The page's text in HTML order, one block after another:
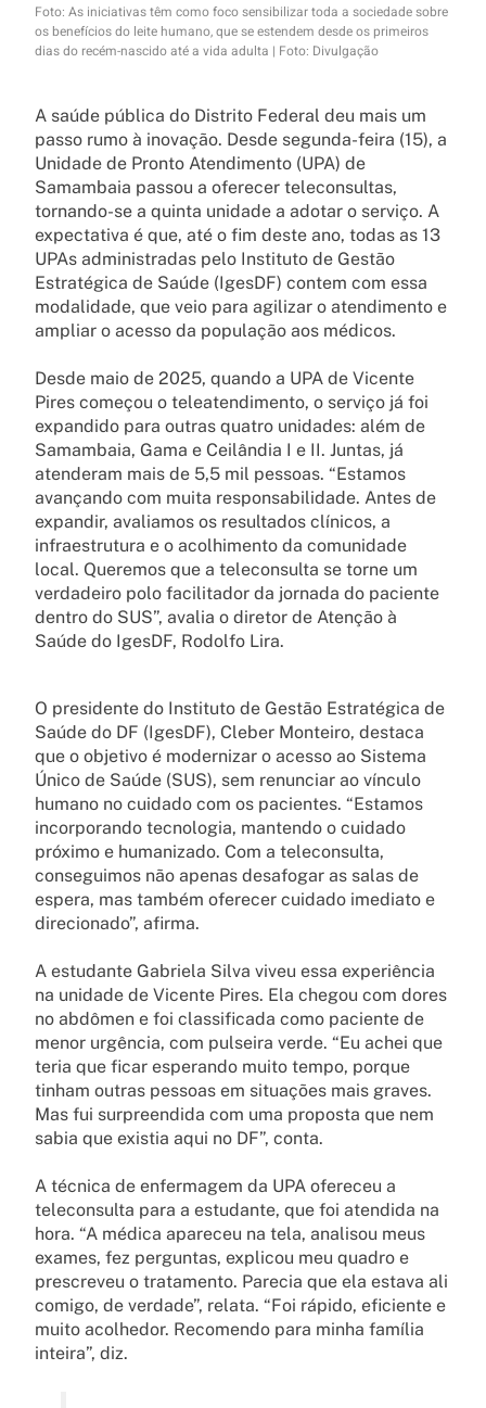
Foto: As iniciativas têm como foco sensibilizar toda a sociedade sobre
os benefícios do leite humano, que se estendem desde os primeiros
dias do recém-nascido até a vida adulta | Foto: Divulgação
A saúde pública do Distrito Federal deu mais um
passo rumo à inovação. Desde segunda-feira (15), a
Unidade de Pronto Atendimento (UPA) de
Samambaia passou a oferecer teleconsultas,
tornando-se a quinta unidade a adotar o serviço. A
expectativa é que, até o fim deste ano, todas as 13
UPAs administradas pelo Instituto de Gestão
Estratégica de Saúde (IgesDF) contem com essa
modalidade, que veio para agilizar o atendimento e
ampliar o acesso da população aos médicos.
Desde maio de 2025, quando a UPA de Vicente
Pires começou o teleatendimento, o serviço já foi
expandido para outras quatro unidades: além de
Samambaia, Gama e Ceilândia I e II. Juntas, já
atenderam mais de 5,5 mil pessoas. “Estamos
avançando com muita responsabilidade. Antes de
expandir, avaliamos os resultados clínicos, a
infraestrutura e o acolhimento da comunidade
local. Queremos que a teleconsulta se torne um
verdadeiro polo facilitador da jornada do paciente
dentro do SUS”, avalia o diretor de Atenção à
Saúde do IgesDF, Rodolfo Lira.
O presidente do Instituto de Gestão Estratégica de
Saúde do DF (IgesDF), Cleber Monteiro, destaca
que o objetivo é modernizar o acesso ao Sistema
Único de Saúde (SUS), sem renunciar ao vínculo
humano no cuidado com os pacientes. “Estamos
incorporando tecnologia, mantendo o cuidado
próximo e humanizado. Com a teleconsulta,
conseguimos não apenas desafogar as salas de
espera, mas também oferecer cuidado imediato e
direcionado”, afirma.
A estudante Gabriela Silva viveu essa experiência
na unidade de Vicente Pires. Ela chegou com dores
no abdômen e foi classificada como paciente de
menor urgência, com pulseira verde. “Eu achei que
teria que ficar esperando muito tempo, porque
tinham outras pessoas em situações mais graves.
Mas fui surpreendida com uma proposta que nem
sabia que existia aqui no DF”, conta.
A técnica de enfermagem da UPA ofereceu a
teleconsulta para a estudante, que foi atendida na
hora. “A médica apareceu na tela, analisou meus
exames, fez perguntas, explicou meu quadro e
prescreveu o tratamento. Parecia que ela estava ali
comigo, de verdade”, relata. “Foi rápido, eficiente e
muito acolhedor. Recomendo para minha família
inteira”, diz.